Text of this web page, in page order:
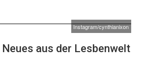
Instagram/cynthianixon
aus der Lesbenwelt